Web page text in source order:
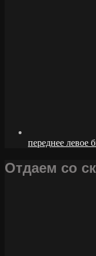
переднее левое
Отдаем со